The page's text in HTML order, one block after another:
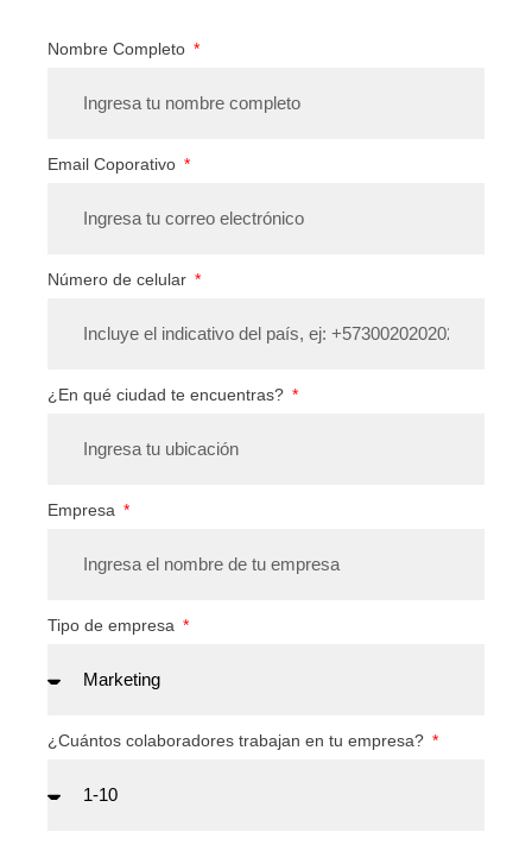
Nombre Completo
Email Coporativo
Número de celular
¿En qué ciudad te encuentras?
Empresa
Tipo de empresa
¿Cuántos colaboradores trabajan en tu empresa?